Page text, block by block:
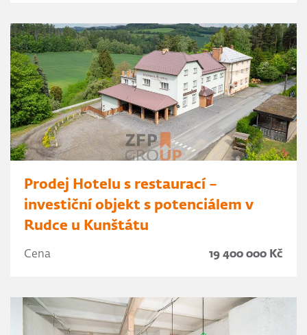
Prodej Hotelu s restaurací –
investiční objekt s potenciálem v
Rudce u Kunštátu
Cena 19 400 000 Kč